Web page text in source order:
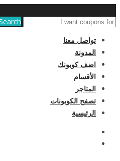
تواصل معنا
المدونة
اضف كوبونك
الأقسام
المتاجر
تصفح الكوبونات
الرئيسية